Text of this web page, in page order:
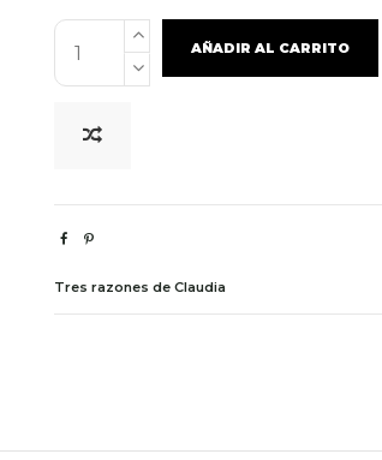
AÑADIR AL CARRITO
Tres razones de Claudia